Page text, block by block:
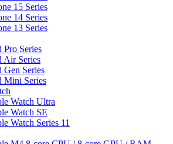
15 Series
14 Series
13 Series
Pro Series
Air Series
Gen Series
Mini Series
Watch Ultra
Watch SE
Watch Series 11